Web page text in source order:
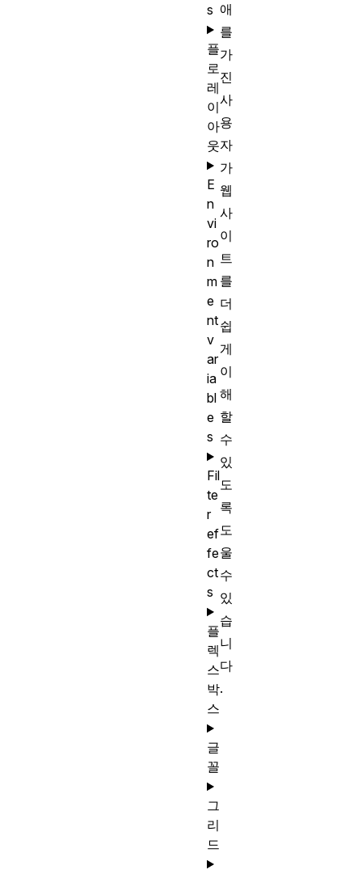
애
를
가
진
사
용
자
가
웹
사
이
트
를
더
쉽
게
이
해
할
수
있
도
록
도
울
수
있
습
니
다
.
s
플
로
레
이
아
웃
E
n
vi
ro
n
m
e
nt
v
ar
ia
bl
e
s
Fil
te
r
ef
fe
ct
s
플
렉
스
박
스
글
꼴
그
리
드